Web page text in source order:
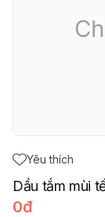
Yêu thích
Dầu tắm mùi
0đ